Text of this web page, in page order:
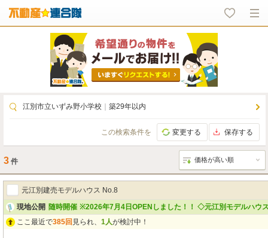
江別市立いずみ野小学校 築29年以内
この検索条件を 変更する 保存する
3 件
元江別建売モデルハウス No.8
現地公開 随時開催 ※2026年7月4日OPENしました！！ ◇元江別モデルハウ
ここ最近で385回 見られ、 1人が検討中！